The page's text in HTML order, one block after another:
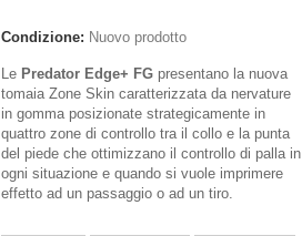
Condizione: Nuovo prodotto
Le Predator Edge+ FG presentano la nuova
tomaia Zone Skin caratterizzata da nervature
in gomma posizionate strategicamente in
quattro zone di controllo tra il collo e la punta
del piede che ottimizzano il controllo di palla in
ogni situazione e quando si vuole imprimere
effetto ad un passaggio o ad un tiro.